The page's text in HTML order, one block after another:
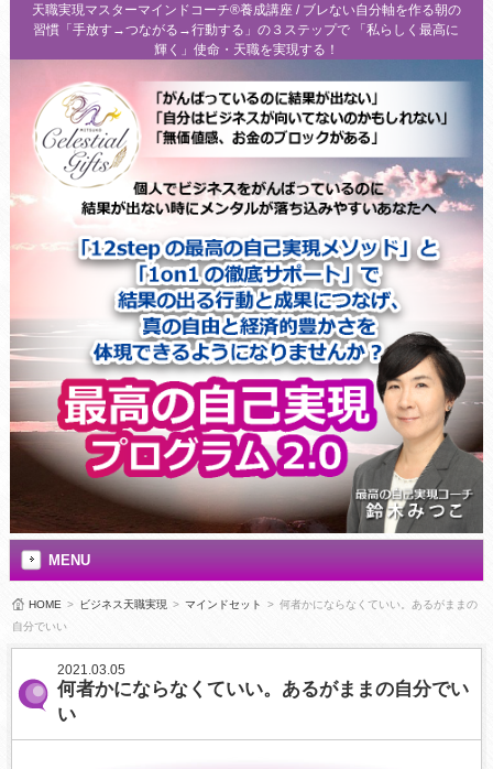
天職実現マスターマインドコーチ®養成講座 / ブレない自分軸を作る朝の
習慣「手放す→つながる→行動する」の３ステップで 「私らしく最高に
輝く」使命・天職を実現する！
MENU
HOME > ビジネス天職実現 > マインドセット > 何者かにならなくていい。あるがままの
自分でいい
2021.03.05
何者かにならなくていい。あるがままの自分でい
い